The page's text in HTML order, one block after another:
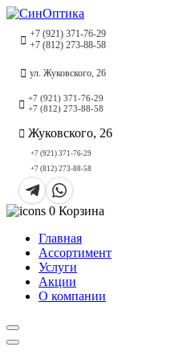
+7 (921) 371-76-29
+7 (812) 273-88-58
ул. Жуковского, 26
+7 (921) 371-76-29
+7 (812) 273-88-58
Жуковского, 26
+7 (921) 371-76-29
+7 (812) 273-88-58
0 Корзина
Главная
Ассортимент
Услуги
Акции
О компании